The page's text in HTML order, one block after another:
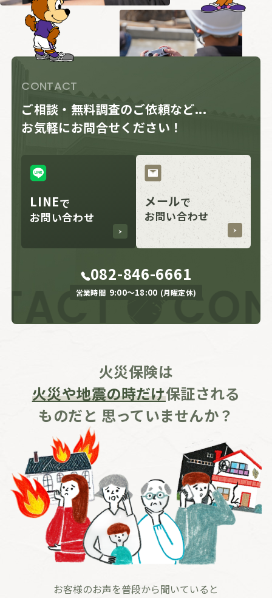
CONTACT
ご相談・無料調査のご依頼など...
お気軽にお問合せください！
LINEで
お問い合わせ
メールで
お問い合わせ
082-846-6661
営業時間 9:00〜18:00 (月曜定休)
火災保険は
火災や地震の時だけ保証される
ものだと 思っていませんか？
お客様のお声を普段から聞いていると